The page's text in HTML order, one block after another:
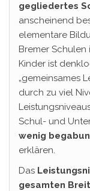
gegliedertes
anscheinend
elementare
Bremer
Kinder ist
„gemeinsames
durch zu viel
Schul- und
wenig
erklären.
Das
gesamten